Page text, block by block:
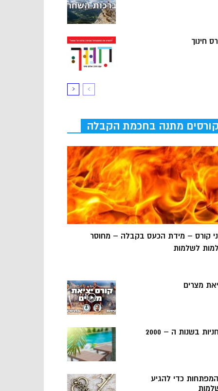
חינוך
קורסים מתנה בחכמת הקבלה
קורס – מידת הכעס בקבלה – מחוסר
לשלמות
מצרים
בשנות ה – 2000
5 המפתחות כדי להגיע